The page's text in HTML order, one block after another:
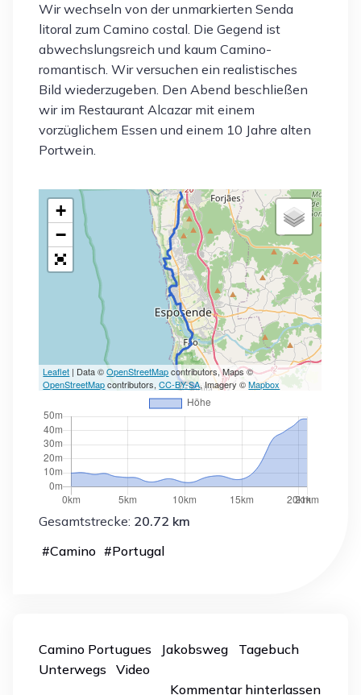
Wir wechseln von der unmarkierten Senda
litoral zum Camino costal. Die Gegend ist
abwechslungsreich und kaum Camino-
romantisch. Wir versuchen ein realistisches
Bild wiederzugeben. Den Abend beschließen
wir im Restaurant Alcazar mit einem
vorzüglichem Essen und einem 10 Jahre alten
Portwein.
+
−
Leaflet | Data ©OpenStreetMapcontributors, Maps ©
OpenStreetMapcontributors,CC-BY-SA, Imagery ©Mapbox
Gesamtstrecke: 20.72 km
#Camino #Portugal
Camino Portugues Jakobsweg
Tagebuch
Unterwegs
Video
Kommentar hinterlassen